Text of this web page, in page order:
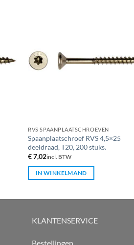
RVS SPAANPLAATSCHROEVEN
Spaanplaatschroef RVS 4,5×25
deeldraad, T20, 200 stuks.
€7,02incl. BTW
IN WINKELMAND
KLANTENSERVICE
Bestellingen